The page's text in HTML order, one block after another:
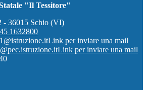
"Il Tessitore"
- 36015 Schio (VI)
1632800
Link per inviare una mail
Link per inviare una mail